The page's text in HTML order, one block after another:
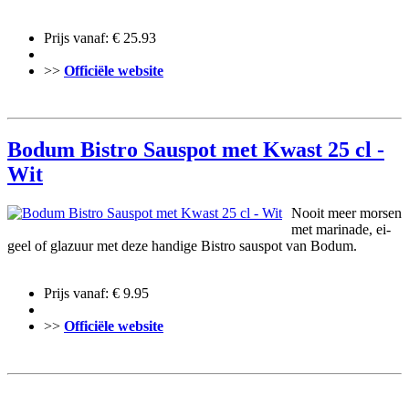
Prijs vanaf: € 25.93
>> Officiële website
Bodum Bistro Sauspot met Kwast 25 cl -
Wit
Nooit meer morsen
met marinade, ei-
geel of glazuur met deze handige Bistro sauspot van Bodum.
Prijs vanaf: € 9.95
>> Officiële website